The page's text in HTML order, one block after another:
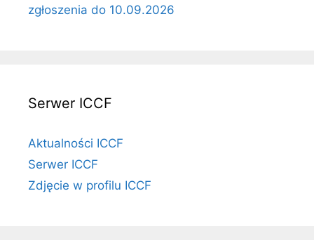
zgłoszenia do 10.09.2026
Serwer ICCF
Aktualności ICCF
Serwer ICCF
Zdjęcie w profilu ICCF